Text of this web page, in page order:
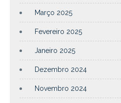
Março 2025
Fevereiro 2025
Janeiro 2025
Dezembro 2024
Novembro 2024